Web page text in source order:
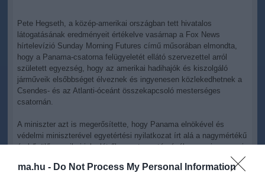
ma.hu - Do Not Process My Personal Information
Pete Hegseth, a közép-amerikai országban tett hivatalos
látogatásának eredményeit értékelve vasárnap a Fox News
hírtelevízió Sunday Morning Futures című műsorában elmondta,
hogy a Panama-csatorna felügyeletét ellátó szervezettel arról
született egyezség, hogy az amerikai hadihajók és kiszolgáló
járműveik elsőbbséget élveznek és ingyenesen közlekedhetnek a
Csendes- és az Atlanti-óceánt összekapcsoló mesterséges
csatornán.
A miniszter azt is megerősítette, hogy Panama elnökével és
védelmi miniszterével egyetértési nyilatkozat írt alá a nagymértékű
és bővülő amerikai jelenlétről a csatorna térségében, ami panamai